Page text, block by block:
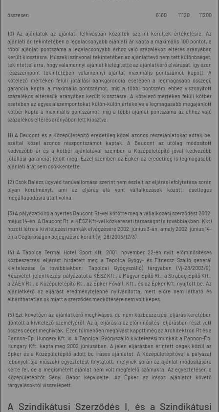
összesen 6160 11120 11200
10) Az ajánlatok az ajánlati felhívásban közöltek szerint kerültek értékelésre. Az
ajánlati ár tekintetében a legalacsonyabb ajánlati ár kapta a maximális 100 pontot, a
többi ajánlat pontszáma a legalacsonyabb árhoz való százalékos eltérés arányában
került kiosztásra. Műszaki színvonal tekintetében az ajánlattevő nem tett különbséget,
tekintettel arra, hogy valamennyi ajánlat kielégítette az ajánlatkérő elvárását, így ezen
részszempont tekintetében valamennyi ajánlat maximális pontszámot kapott. A
kötelező mértéken felüli jótállási bankgarancia esetében a legmagasabb összegű
garancia kapta a maximális pontszámot, míg a többi pontszám ehhez viszonyított
százalékos eltérésük arányában került kiosztásra. A kötelező mértéken felüli kötbér
esetében az egyes alszempontokat külön-külön értékelve a legmagasabb megajánlott
kötbér kapta a maximális pontszámot, míg a többi ajánlat pontszáma az ehhez való
százalékos eltérés arányában lett kiosztva.
11) A Baucont és a Középületépítő eredetileg közel azonos részajánlatokat adtak be,
ezáltal közel azonos részpontszámot kaptak. A Baucont az utólag módosított
kedvezőbb ár és a kötbér ajánlatával szemben a Középületépítő jóval kedvezőbb
jótállási garanciát jelölt meg. Ezzel szemben az Épker az eredetileg is legmagasabb
ajánlati árát sem csökkentette.
12) Csók Balázs ügyvéd tanúvallomása szerint nem észlelt az eljárás lefolytatása során
olyan körülményt, ami az eljárás alá vont vállalkozások közötti esetleges
megállapodásra utalt volna.
13) A pályázatkiíró a nyertes Baucont Rt-vel kötötte meg a vállalkozási szerződést 2002.
május 14-én. A Baucont Rt. a KÉSZ Kft-vel közkereseti társaságot (a továbbiakban: Kkt)
hozott létre a kivitelezési munkák elvégzésére 2002. június 3-án, amely 2002. június 14-
én a Cégbíróságon bejegyzésre került (Vj-28/2003/12/3).
14) A Tapolca Termál Hotel Sport Kft. 2001. november 22-én nyílt előminősítéses
közbeszerzési eljárást hirdetett meg a Tapolca Gyógy- és Fitnessz Szálló generál
kivitelezése (a továbbiakban: Tapolcai Gyógyszálló) tárgyában (Vj-28/2003/9).
Részvételi jelentkezési pályázatot a KÉSZ Kft., a Magyar Építő Rt., a Strabag Építő Kft.,
a ZÁÉV Rt., a Középületépítő Rt., az Épker Főváll. Kft., és az Épker Kft. nyújtott be. Az
ajánlatkérő az eljárást eredménytelenné nyilvánította, mert előre nem látható és
elháríthatatlan ok miatt a szerződés megkötésére nem volt képes.
15) Ezt követően az ajánlatkérő meghívásos, de nem közbeszerzési eljárás keretében
döntött a kivitelező személyéről. Az új eljárásra az előminősítési eljárásban részt vett
összes céget meghívták. Ezen túlmenően meghívást kapott még az Architektron Rt és a
Pannon-Ép. Hungary Kft. is. A Tapolcai Gyógyszálló kivitelezési munkáit a Pannon-Ép.
Hungary Kft. kapta meg 2002 júniusában. A jelen eljárásban érintett cégek közül az
Épker és a Középületépítő adott be írásos ajánlatot. A Középületépítővel a pályázat
lebonyolítója műszaki egyeztetést folytatott, melynek során az ajánlat módosítására
kérte fel, de a megismételt ajánlat nem volt megfelelő számukra. Az egyeztetésen a
Középületépítőt Sényi Gábor képviselte. Az Épker az írásos ajánlatot követő
tárgyalásoktól visszalépett.
A Szindikátusi Szerződés I. és a Szindikátusi